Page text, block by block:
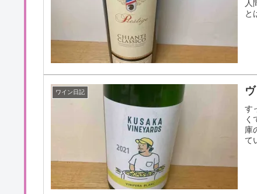
人
と
ワイン日記
す
く
庫
て